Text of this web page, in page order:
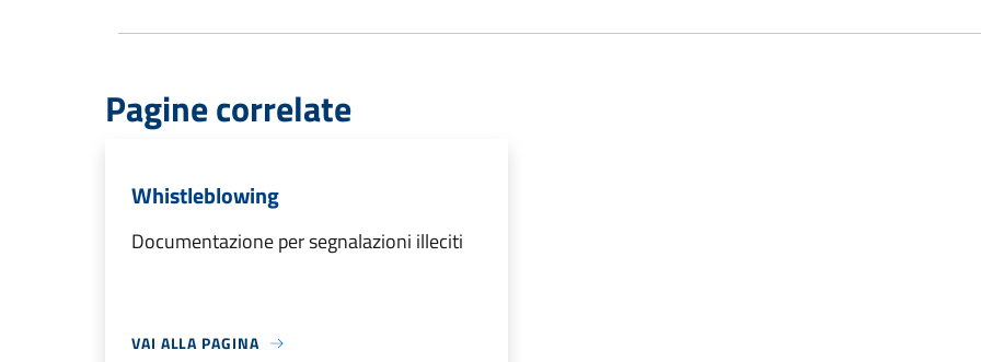
Pagine correlate
Whistleblowing
Documentazione per segnalazioni illeciti
VAI ALLA PAGINA